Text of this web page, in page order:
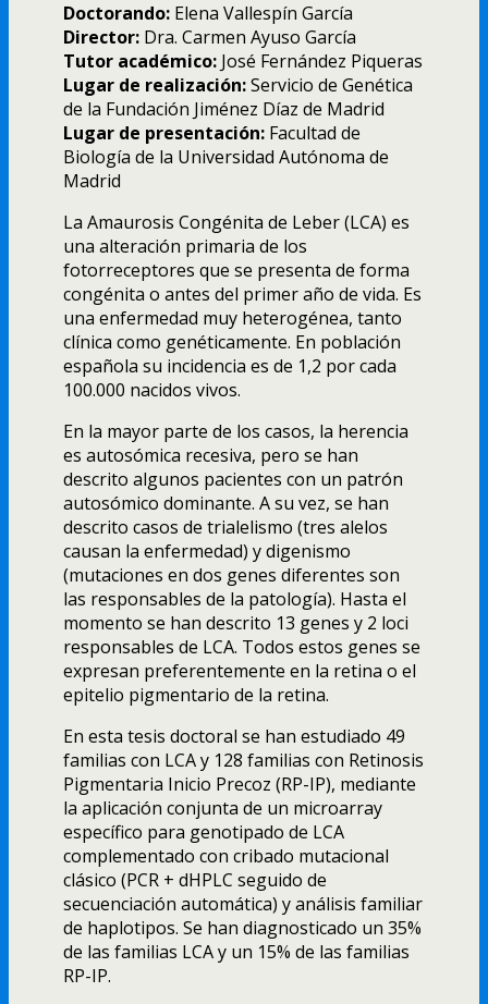
Doctorando: Elena Vallespí­n Garcí­a
Director: Dra. Carmen Ayuso Garcí­a
Tutor académico: José Fernández Piqueras
Lugar de realización:Servicio de Genética
de la Fundación Jiménez Dí­az de Madrid
Lugar de presentación: Facultad de
Biologí­a de la Universidad Autónoma de
Madrid
La Amaurosis Congénita de Leber (LCA) es
una alteración primaria de los
fotorreceptores que se presenta de forma
congénita o antes del primer año de vida. Es
una enfermedad muy heterogénea, tanto
clí­nica como genéticamente. En población
española su incidencia es de 1,2 por cada
100.000 nacidos vivos.
En la mayor parte de los casos, la herencia
es autosómica recesiva, pero se han
descrito algunos pacientes con un patrón
autosómico dominante. A su vez, se han
descrito casos de trialelismo (tres alelos
causan la enfermedad) y digenismo
(mutaciones en dos genes diferentes son
las responsables de la patologí­a). Hasta el
momento se han descrito 13 genes y 2 loci
responsables de LCA. Todos estos genes se
expresan preferentemente en la retina o el
epitelio pigmentario de la retina.
En esta tesis doctoral se han estudiado 49
familias con LCA y 128 familias con Retinosis
Pigmentaria Inicio Precoz (RP-IP), mediante
la aplicación conjunta de un microarray
especí­fico para genotipado de LCA
complementado con cribado mutacional
clásico (PCR + dHPLC seguido de
secuenciación automática) y análisis familiar
de haplotipos. Se han diagnosticado un 35%
de las familias LCA y un 15% de las familias
RP-IP.